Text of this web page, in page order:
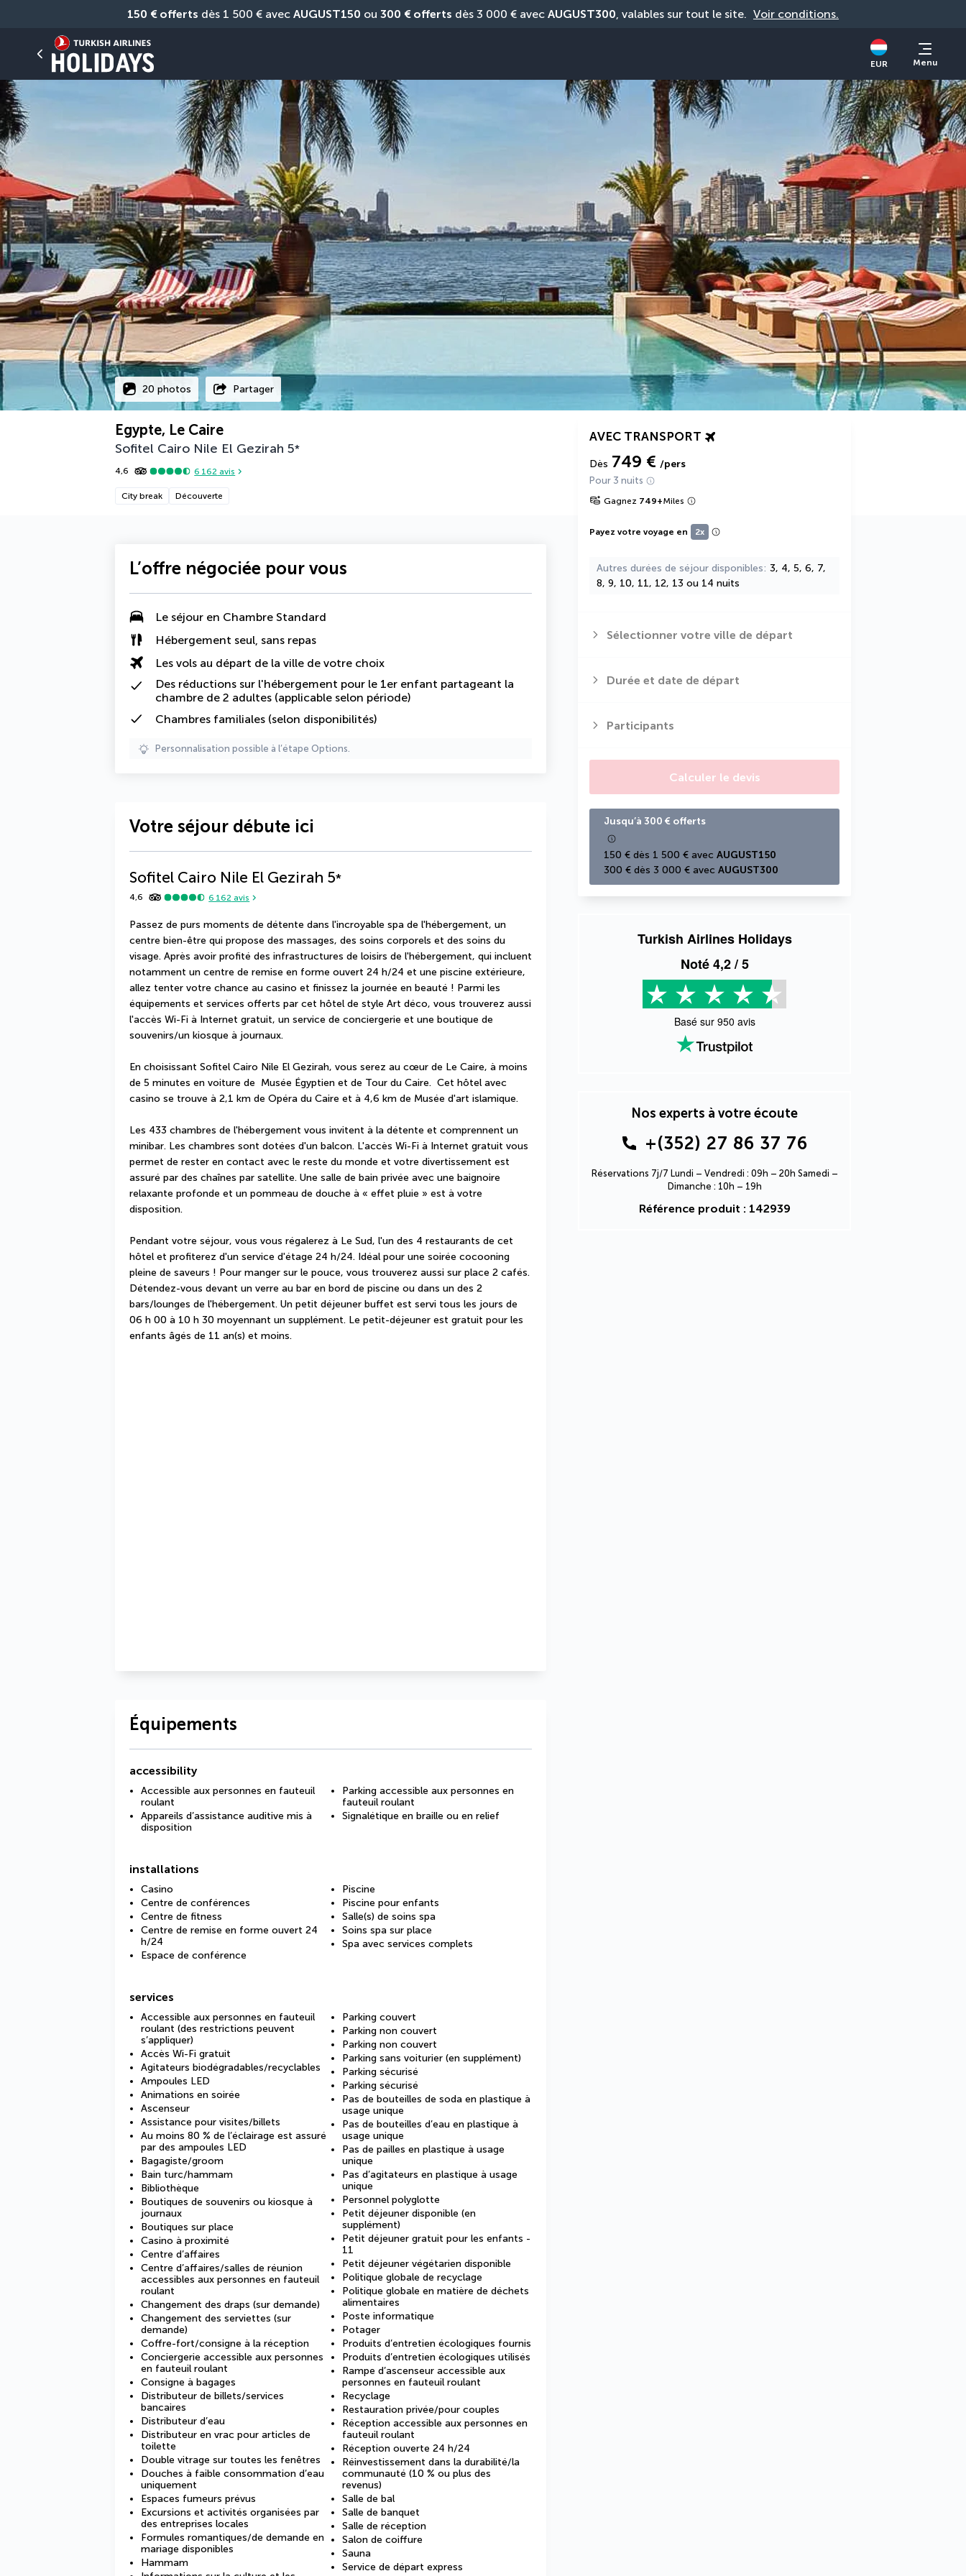
150 € offerts dès 1 500 € avec AUGUST150 ou 300 € offerts dès 3 000 € avec AUGUST300, valables sur tout le site. Voir conditions.
EUR Menu
20 photos Partager
Egypte, Le Caire
Sofitel Cairo Nile El Gezirah 5*
4,6 6 162 avis
City break Découverte
AVEC TRANSPORT
Dès 749 € /pers
Pour 3 nuits
Gagnez 749+Miles
Payez votre voyage en 2x
Autres durées de séjour disponibles 3, 4, 5, 6, 7,
8, 9, 10, 11, 12, 13 ou 14 nuits
Sélectionner votre ville de départ
Durée et date de départ
Participants
Calculer le devis
Jusqu’à 300 € offerts
150 € dès 1 500 € avec AUGUST150
300 € dès 3 000 € avec AUGUST300
Turkish Airlines Holidays
Noté4,2/ 5
Basé sur 950 avis
Nos experts à votre écoute
+(352) 27 86 37 76
Réservations 7j/7 Lundi – Vendredi : 09h – 20h Samedi –
Dimanche : 10h – 19h
Référence produit : 142939
L’offre négociée pour vous
Le séjour en Chambre Standard
Hébergement seul, sans repas
Les vols au départ de la ville de votre choix
Des réductions sur l'hébergement pour le 1er enfant partageant la
chambre de 2 adultes (applicable selon période)
Chambres familiales (selon disponibilités)
Personnalisation possible à l’étape Options.
Votre séjour débute ici
Sofitel Cairo Nile El Gezirah 5*
4,6 6 162 avis
Passez de purs moments de détente dans l'incroyable spa de l'hébergement, un
centre bien-être qui propose des massages, des soins corporels et des soins du
visage. Après avoir profité des infrastructures de loisirs de l'hébergement, qui incluent
notamment un centre de remise en forme ouvert 24 h/24 et une piscine extérieure,
allez tenter votre chance au casino et finissez la journée en beauté ! Parmi les
équipements et services offerts par cet hôtel de style Art déco, vous trouverez aussi
l'accès Wi-Fi à Internet gratuit, un service de conciergerie et une boutique de
souvenirs/un kiosque à journaux.
En choisissant Sofitel Cairo Nile El Gezirah, vous serez au cœur de Le Caire, à moins
de 5 minutes en voiture de  Musée Égyptien et de Tour du Caire.  Cet hôtel avec
casino se trouve à 2,1 km de Opéra du Caire et à 4,6 km de Musée d'art islamique.
Les 433 chambres de l'hébergement vous invitent à la détente et comprennent un
minibar. Les chambres sont dotées d'un balcon. L'accès Wi-Fi à Internet gratuit vous
permet de rester en contact avec le reste du monde et votre divertissement est
assuré par des chaînes par satellite. Une salle de bain privée avec une baignoire
relaxante profonde et un pommeau de douche à « effet pluie » est à votre
disposition.
Pendant votre séjour, vous vous régalerez à Le Sud, l'un des 4 restaurants de cet
hôtel et profiterez d'un service d'étage 24 h/24. Idéal pour une soirée cocooning
pleine de saveurs ! Pour manger sur le pouce, vous trouverez aussi sur place 2 cafés.
Détendez-vous devant un verre au bar en bord de piscine ou dans un des 2
bars/lounges de l'hébergement. Un petit déjeuner buffet est servi tous les jours de
06 h 00 à 10 h 30 moyennant un supplément. Le petit-déjeuner est gratuit pour les
enfants âgés de 11 an(s) et moins.
Équipements
accessibility
Accessible aux personnes en fauteuil
roulant
Appareils d’assistance auditive mis à
disposition
Parking accessible aux personnes en
fauteuil roulant
Signalétique en braille ou en relief
installations
Casino
Centre de conférences
Centre de fitness
Centre de remise en forme ouvert 24
h/24
Espace de conférence
Piscine
Piscine pour enfants
Salle(s) de soins spa
Soins spa sur place
Spa avec services complets
services
Accessible aux personnes en fauteuil
roulant (des restrictions peuvent
s’appliquer)
Accès Wi-Fi gratuit
Agitateurs biodégradables/recyclables
Ampoules LED
Animations en soirée
Ascenseur
Assistance pour visites/billets
Au moins 80 % de l’éclairage est assuré
par des ampoules LED
Bagagiste/groom
Bain turc/hammam
Bibliothèque
Boutiques de souvenirs ou kiosque à
journaux
Boutiques sur place
Casino à proximité
Centre d’affaires
Centre d’affaires/salles de réunion
accessibles aux personnes en fauteuil
roulant
Changement des draps (sur demande)
Changement des serviettes (sur
demande)
Coffre-fort/consigne à la réception
Conciergerie accessible aux personnes
en fauteuil roulant
Consigne à bagages
Distributeur de billets/services
bancaires
Distributeur d’eau
Distributeur en vrac pour articles de
toilette
Double vitrage sur toutes les fenêtres
Douches à faible consommation d’eau
uniquement
Espaces fumeurs prévus
Excursions et activités organisées par
des entreprises locales
Formules romantiques/de demande en
mariage disponibles
Hammam
Parking couvert
Parking non couvert
Parking non couvert
Parking sans voiturier (en supplément)
Parking sécurisé
Parking sécurisé
Pas de bouteilles de soda en plastique à
usage unique
Pas de bouteilles d’eau en plastique à
usage unique
Pas de pailles en plastique à usage
unique
Pas d’agitateurs en plastique à usage
unique
Personnel polyglotte
Petit déjeuner disponible (en
supplément)
Petit déjeuner gratuit pour les enfants -
11
Petit déjeuner végétarien disponible
Politique globale de recyclage
Politique globale en matière de déchets
alimentaires
Poste informatique
Potager
Produits d’entretien écologiques fournis
Produits d’entretien écologiques utilisés
Rampe d’ascenseur accessible aux
personnes en fauteuil roulant
Recyclage
Restauration privée/pour couples
Réception accessible aux personnes en
fauteuil roulant
Réception ouverte 24 h/24
Réinvestissement dans la durabilité/la
communauté (10 % ou plus des
revenus)
Salle de bal
Salle de banquet
Salle de réception
Salon de coiffure
Sauna
Service de départ express